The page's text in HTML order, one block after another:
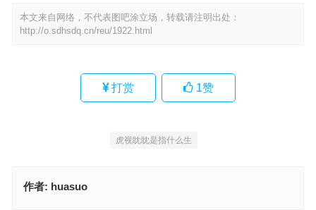
本文来自网络，不代表图吧涂立场，转载请注明出处：
http://o.sdhsdq.cn/reu/1922.html
打赏 1赞
虎视眈眈是指什么生
作者: huasuo